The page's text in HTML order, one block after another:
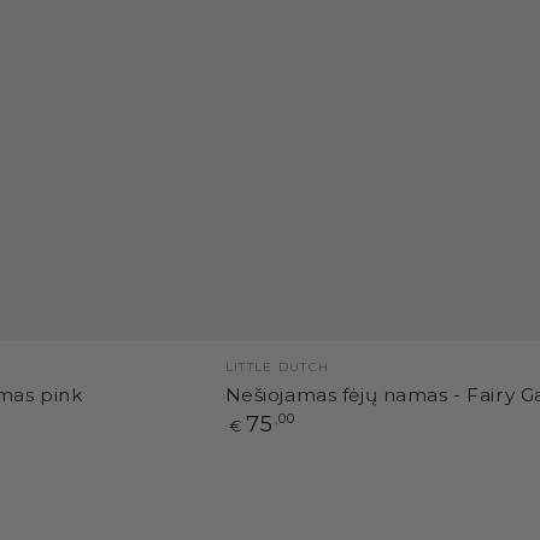
pink
Pardavėjas:
LITTLE DUTCH
Nešiojamas fėjų namas - Fairy
Paprasta
€ 75 ,00